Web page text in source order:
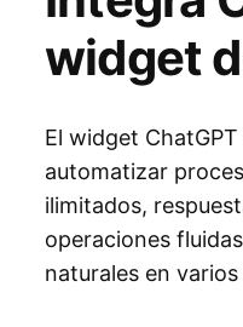
widget
El widget
automatizar
ilimitados,
operaciones
naturales en